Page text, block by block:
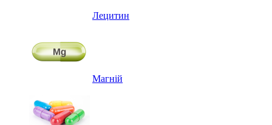
Лецитин
Магній